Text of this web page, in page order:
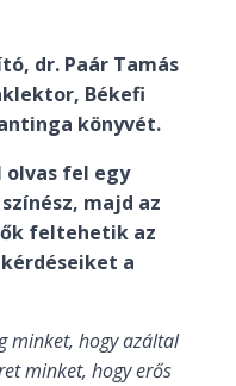
dr. Paár Tamás
Békefi
könyvét.
olvas fel egy
majd az
feltehetik az
a
minket, hogy azáltal
minket, hogy erős